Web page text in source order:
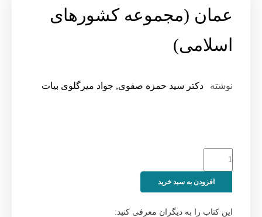
عمان (مجموعه کشورهای
اسلامی)
نوشته دکتر سید حمزه صفوی, جواد میرگلوی بیات
افزودن به سبد خرید
این کتاب را به دیگران معرفی کنید: